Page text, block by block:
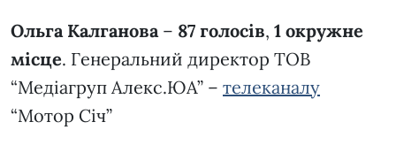
Ольга Калганова – 87 голосів, 1 окружне
місце. Генеральний директор ТОВ
“Медіагруп Алекс.ЮА” – телеканалу
“Мотор Січ”